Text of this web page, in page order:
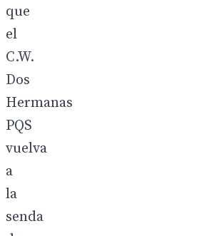
que
el
C.W.
Dos
Hermanas
PQS
vuelva
a
la
senda